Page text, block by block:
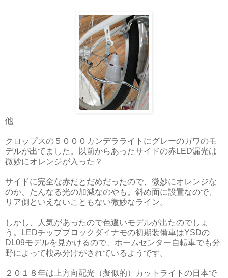
他
クロップスの５０００カンデラライトにグレーのガワのモ
デルが出てました。以前からあったサイドの赤LED漏光は
微妙にオレンジが入った？
サイドに完全な赤だとだめだったので、微妙にオレンジな
のか、たんなる光の加減なのやも。斜め面に設置なので、
リア側といえないこともない微妙なライン。
しかし、人気があったので色違いモデルが出たのでしょ
う。LEDチップブロックダイナモの初期装備車はYSDの
DL09モデルを見かけるので、ホームセンター自転車でも分
野によって棲み分けがされているようです。
２０１８年は上方向配光（擬似的）カットライトの日本で